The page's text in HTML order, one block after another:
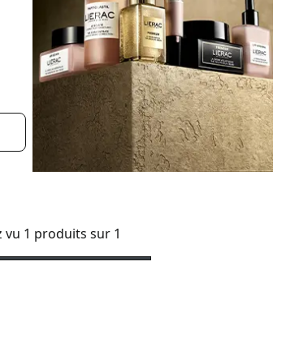
vu 1 produits sur 1